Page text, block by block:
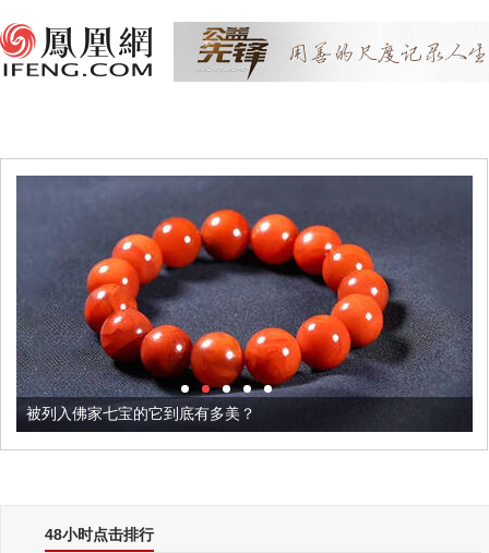
被列入佛家七宝的它到底有多美？
48小时点击排行